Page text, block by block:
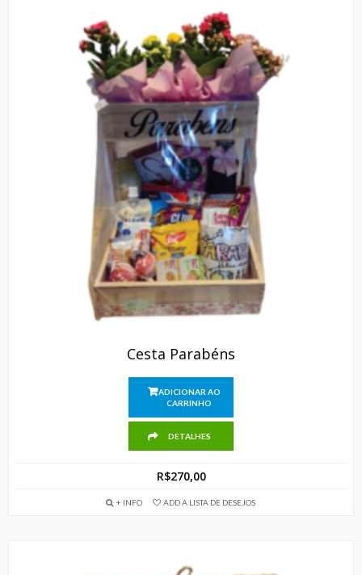
Cesta Parabéns
ADICIONAR AO
CARRINHO
DETALHES
R$270,00
+ INFO ADD A LISTA DE DESEJOS